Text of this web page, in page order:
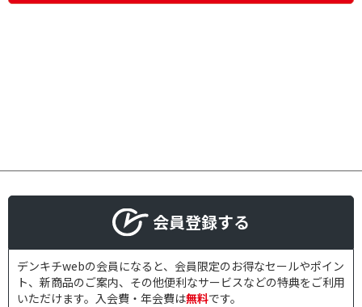
会員登録する
デンキチwebの会員になると、会員限定のお得なセールやポイン
ト、新商品のご案内、その他便利なサービスなどの特典をご利用
いただけます。入会費・年会費は無料です。